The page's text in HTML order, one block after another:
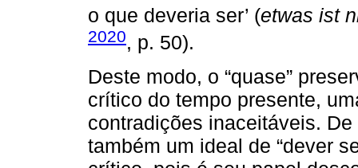
o que deveria ser’ (etwas ist
2020, p. 50).
Deste modo, o “quase”
crítico do tempo presente,
contradições inaceitáveis. De
também um ideal de “dever